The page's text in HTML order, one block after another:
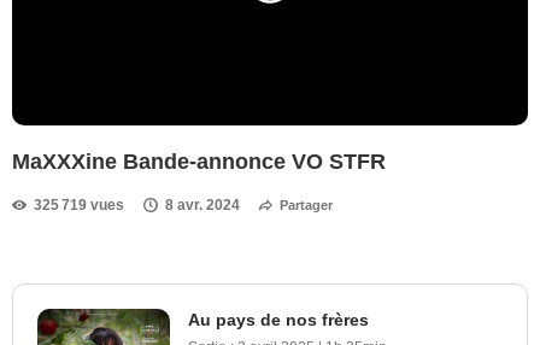
MaXXXine Bande-annonce VO STFR
325 719 vues 8 avr. 2024 Partager
Au pays de nos frères